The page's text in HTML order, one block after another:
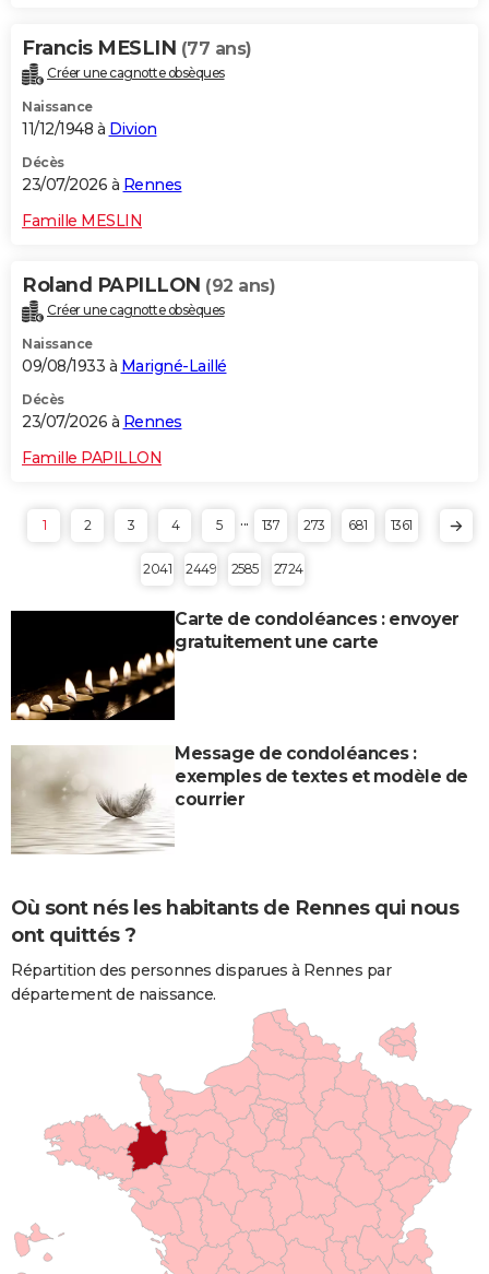
Francis MESLIN (77 ans)
Créer une cagnotte obsèques
Naissance
11/12/1948 à Divion
Décès
23/07/2026 à Rennes
Famille MESLIN
Roland PAPILLON (92 ans)
Créer une cagnotte obsèques
Naissance
09/08/1933 à Marigné-Laillé
Décès
23/07/2026 à Rennes
Famille PAPILLON
1 2 3 4 5 ... 137 273 681 1361
2041 2449 2585 2724
Carte de condoléances : envoyer
gratuitement une carte
Message de condoléances :
exemples de textes et modèle de
courrier
Où sont nés les habitants de Rennes qui nous
ont quittés ?
Répartition des personnes disparues à Rennes par
département de naissance.